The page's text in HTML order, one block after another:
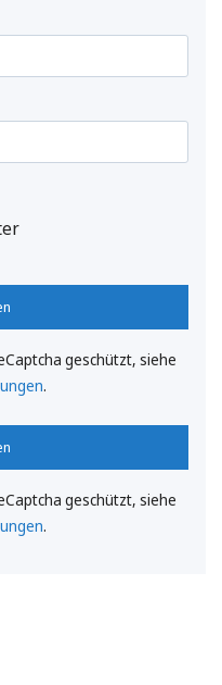
geschützt, siehe
.
geschützt, siehe
.